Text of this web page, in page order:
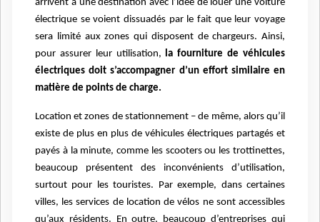
arrivent à une destination avec l’idée de louer une voiture
électrique se voient dissuadés par le fait que leur voyage
sera limité aux zones qui disposent de chargeurs. Ainsi,
pour assurer leur utilisation,
la fourniture de véhicules
électriques doit s’accompagner d’un effort similaire en
matière de points de charge.
Location et zones de stationnement – de même, alors qu’il
existe de plus en plus de véhicules électriques partagés et
payés à la minute, comme les scooters ou les trottinettes,
beaucoup présentent des inconvénients d’utilisation,
surtout pour les touristes. Par exemple, dans certaines
villes, les services de location de vélos ne sont accessibles
qu’aux résidents. En outre, beaucoup d’entreprises qui